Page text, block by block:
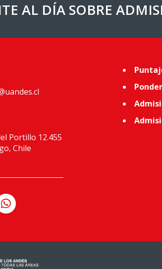
AL DÍA SOBRE
Portillo 12.455
Chile